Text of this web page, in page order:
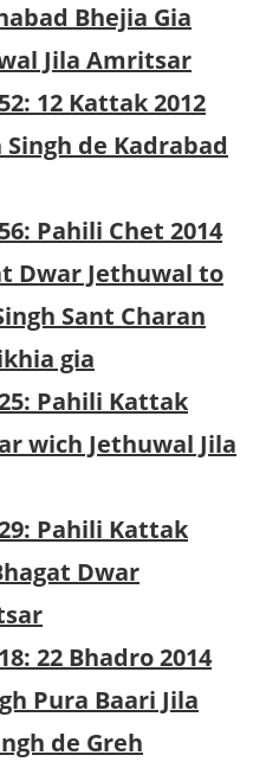
Bhejia Gia
Jila Amritsar
12 Kattak 2012
de Kadrabad
Pahili Chet 2014
Dwar Jethuwal to
Sant Charan
gia
Pahili Kattak
wich Jethuwal Jila
Pahili Kattak
Dwar
22 Bhadro 2014
Pura Baari Jila
de Greh